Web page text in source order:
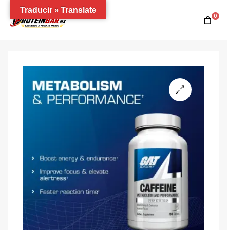
0
Traducir » Translate